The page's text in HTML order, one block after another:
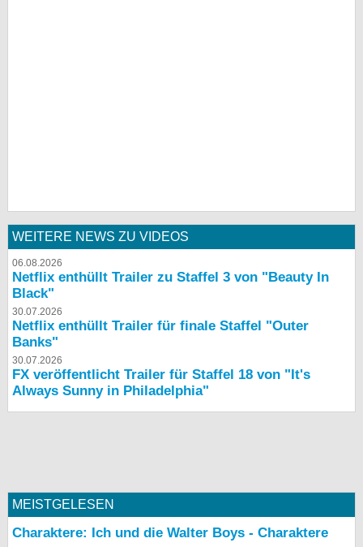
WEITERE NEWS ZU VIDEOS
06.08.2026
Netflix enthüllt Trailer zu Staffel 3 von "Beauty In
Black"
30.07.2026
Netflix enthüllt Trailer für finale Staffel "Outer
Banks"
30.07.2026
FX veröffentlicht Trailer für Staffel 18 von "It's
Always Sunny in Philadelphia"
MEISTGELESEN
Charaktere: Ich und die Walter Boys - Charaktere